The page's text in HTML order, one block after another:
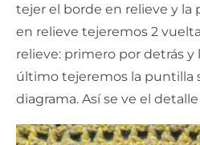
tejer el borde en relieve y la
en relieve tejeremos 2
relieve: primero por detrás
último tejeremos la puntilla
diagrama. Así se ve el